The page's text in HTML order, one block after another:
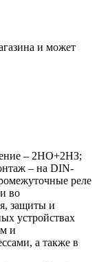
и может
– 2НО+2НЗ;
– на DIN-
реле
во
защиты и
устройствах
и
а также в